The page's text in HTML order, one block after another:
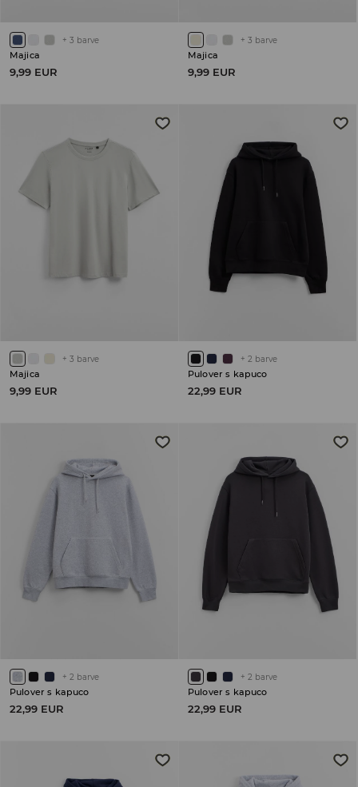
+ 3 barve
Majica
9,99 EUR
+ 3 barve
Majica
9,99 EUR
+ 3 barve
Majica
9,99 EUR
+ 2 barve
Pulover s kapuco
22,99 EUR
+ 2 barve
Pulover s kapuco
22,99 EUR
+ 2 barve
Pulover s kapuco
22,99 EUR